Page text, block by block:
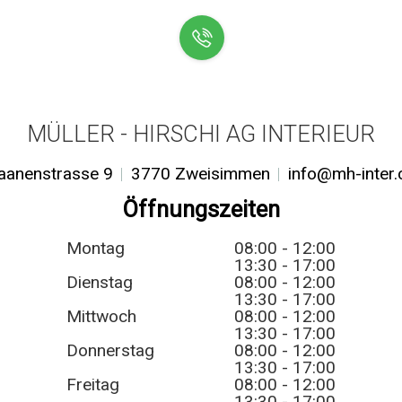
MÜLLER - HIRSCHI AG INTERIEUR
9 3770 Zweisimmen info@mh-
Öffnungszeiten
Montag
08:00 - 12:00
13:30 - 17:00
Dienstag
08:00 - 12:00
13:30 - 17:00
Mittwoch
08:00 - 12:00
13:30 - 17:00
Donnerstag
08:00 - 12:00
13:30 - 17:00
Freitag
08:00 - 12:00